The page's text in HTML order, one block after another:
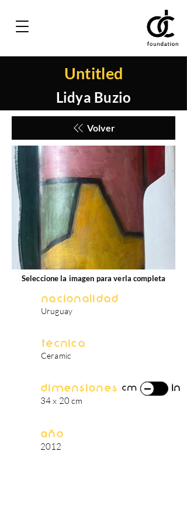
Untitled
Lidya Buzio
Volver
Seleccione la imagen para verla completa
Nacionalidad
Uruguay
Técnica
Ceramic
Dimensiones
34 x 20 cm
cm in
Año
2012